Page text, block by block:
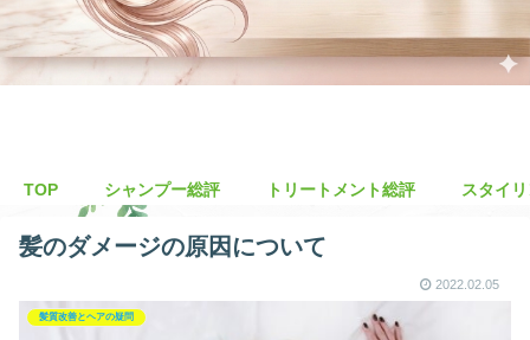
TOP シャンプー総評 トリートメント総評 スタイ
髪のダメージの原因について
2022.02.05
髪質改善とヘアの疑問